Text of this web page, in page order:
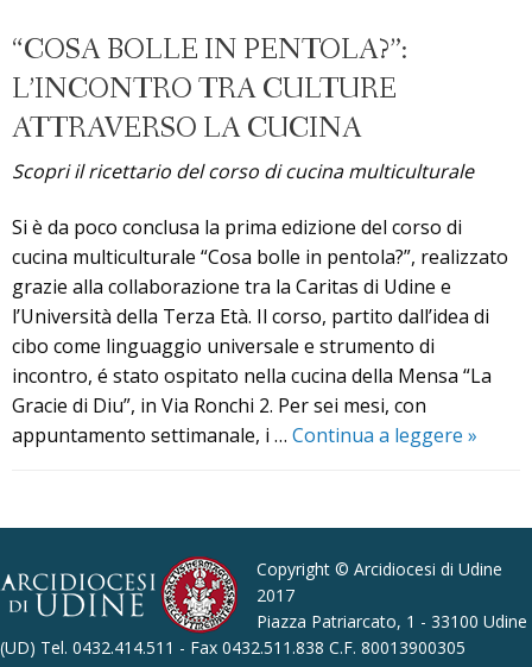
“COSA BOLLE IN PENTOLA?”:
L’INCONTRO TRA CULTURE
ATTRAVERSO LA CUCINA
Scopri il ricettario del corso di cucina multiculturale
Si è da poco conclusa la prima edizione del corso di
cucina multiculturale “Cosa bolle in pentola?”, realizzato
grazie alla collaborazione tra la Caritas di Udine e
l’Università della Terza Età. Il corso, partito dall’idea di
cibo come linguaggio universale e strumento di
incontro, é stato ospitato nella cucina della Mensa “La
Gracie di Diu”, in Via Ronchi 2. Per sei mesi, con
appuntamento settimanale, i … Continua a leggere “Cosa
tra
culture
»
o
s
t
a
Copyright © Arcidiocesi di Udine
2017
Piazza Patriarcato, 1 - 33100 Udine
(UD) Tel. 0432.414.511 - Fax 0432.511.838 C.F. 80013900305